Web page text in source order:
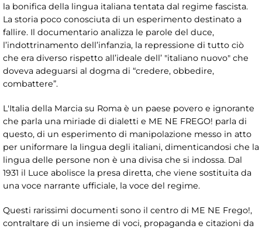
la bonifica della lingua italiana tentata dal regime fascista.
La storia poco conosciuta di un esperimento destinato a
fallire. Il documentario analizza le parole del duce,
l’indottrinamento dell’infanzia, la repressione di tutto ciò
che era diverso rispetto all’ideale dell’ "italiano nuovo" che
doveva adeguarsi al dogma di “credere, obbedire,
combattere”.
L'Italia della Marcia su Roma è un paese povero e ignorante
che parla una miriade di dialetti e ME NE FREGO! parla di
questo, di un esperimento di manipolazione messo in atto
per uniformare la lingua degli italiani, dimenticandosi che la
lingua delle persone non è una divisa che si indossa. Dal
1931 il Luce abolisce la presa diretta, che viene sostituita da
una voce narrante ufficiale, la voce del regime.
Questi rarissimi documenti sono il centro di ME NE Frego!,
contraltare di un insieme di voci, propaganda e citazioni da